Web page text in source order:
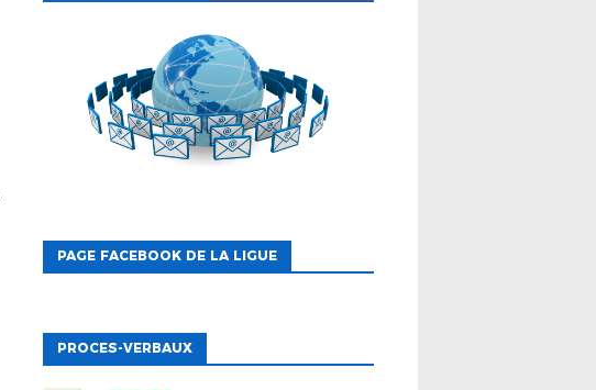
PAGE FACEBOOK DE LA LIGUE
PROCES-VERBAUX